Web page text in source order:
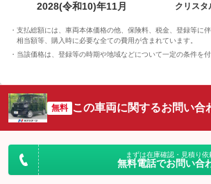
2028(令和10)年11月
クリスタ
支払総額には、車両本体価格の他、保険料、税金、登録等に
相当額等、購入時に必要な全ての費用が含まれています。
当該価格は、登録等の時期や地域などについて一定の条件を付
無料 この車両に関するお問い合
まずは在庫確認・見積り依
無料電話でお問い合